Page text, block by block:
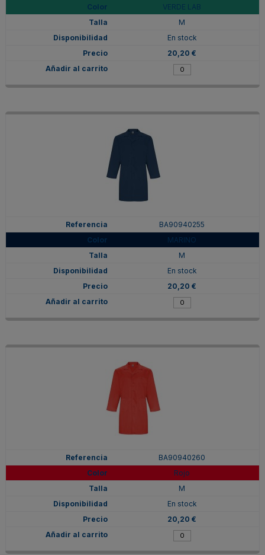
VERDE LAB
M
En stock
20,20 €
BA90940255
MARINO
M
En stock
20,20 €
BA90940260
Rojo
M
En stock
20,20 €